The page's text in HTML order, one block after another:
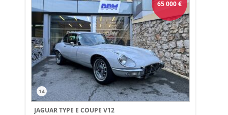
65 000€
14
JAGUAR TYPE E COUPE V12